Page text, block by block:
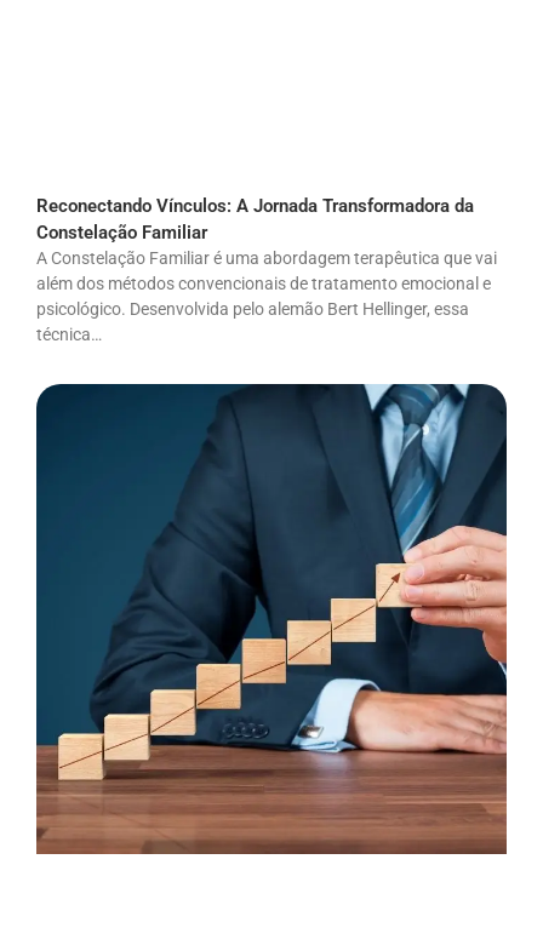
Reconectando Vínculos: A Jornada Transformadora da
Constelação Familiar
A Constelação Familiar é uma abordagem terapêutica que vai
além dos métodos convencionais de tratamento emocional e
psicológico. Desenvolvida pelo alemão Bert Hellinger, essa
técnica…